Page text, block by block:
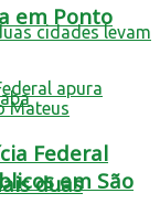
duas
em Ponto
Federal
em São